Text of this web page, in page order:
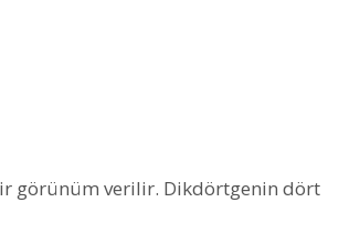
görünüm verilir. Dikdörtgenin dört